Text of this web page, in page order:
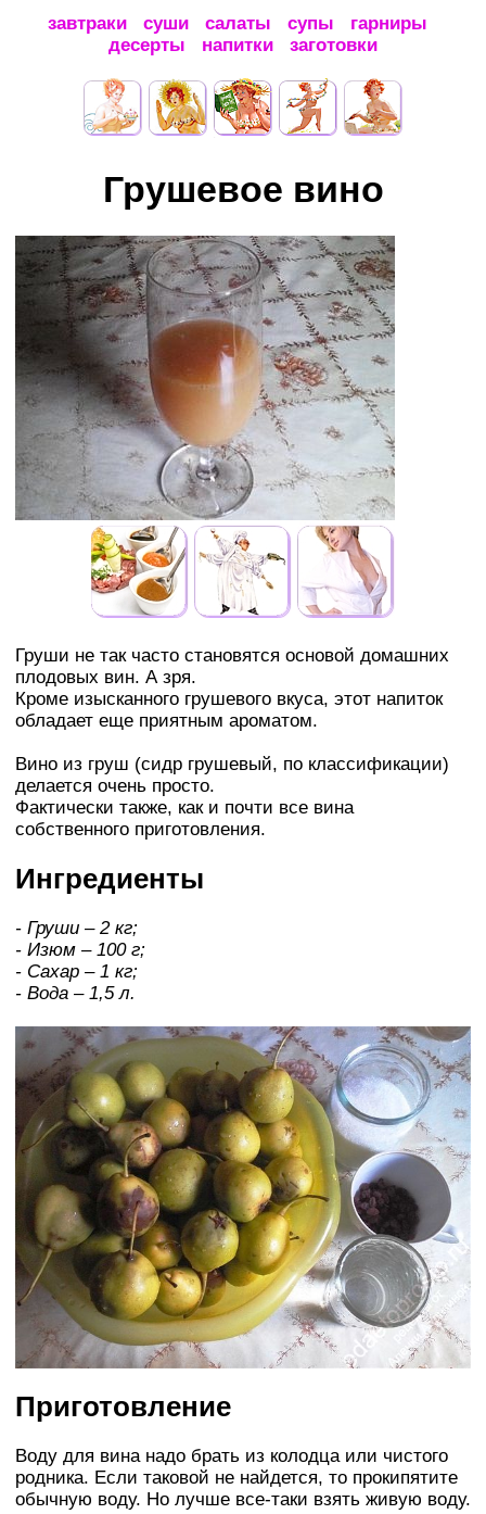
завтраки суши салаты супы
гарниры
десерты
напитки заготовки
Грушевое вино
Груши не так часто становятся основой домашних
плодовых вин. А зря.
Кроме изысканного грушевого вкуса, этот напиток
обладает еще приятным ароматом.
Вино из груш (сидр грушевый, по классификации)
делается очень просто.
Фактически также, как и почти все вина
собственного приготовления.
Ингредиенты
- Груши – 2 кг;
- Изюм – 100 г;
- Сахар – 1 кг;
- Вода – 1,5 л.
Приготовление
Воду для вина надо брать из колодца или чистого
родника. Если таковой не найдется, то прокипятите
обычную воду. Но лучше все-таки взять живую воду.